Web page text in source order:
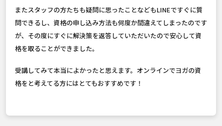
またスタッフの方たちも疑問に思ったことなどもLINEですぐに質
問できるし、資格の申し込み方法も何度か間違えてしまったのです
が、その度にすぐに解決策を返答していただいたので安心して資
格を取ることができました。
受講してみて本当によかったと思えます。オンラインでヨガの資
格をと考えてる方にはとてもおすすめです！